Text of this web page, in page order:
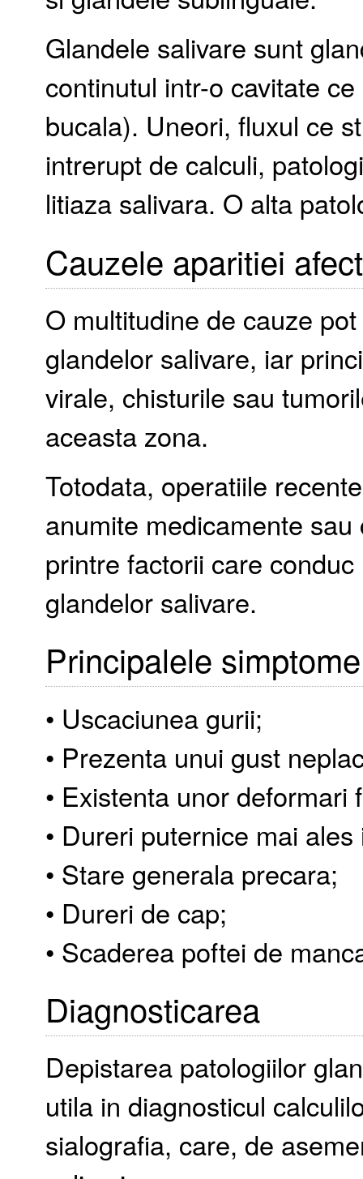
Glandele salivare sunt
continutul intr-o cavitate
bucala). Uneori, fluxul ce
intrerupt de calculi,
litiaza salivara. O alta
Cauzele aparitiei
O multitudine de cauze
glandelor salivare, iar
virale, chisturile sau
aceasta zona.
Totodata, operatiile
anumite medicamente
printre factorii care
glandelor salivare.
Principalele simptome
• Uscaciunea gurii;
• Prezenta unui gust
• Existenta unor deformari
• Dureri puternice mai
• Stare generala precara;
• Dureri de cap;
• Scaderea poftei de
Diagnosticarea
Depistarea patologiilor
utila in diagnosticul
sialografia, care, de